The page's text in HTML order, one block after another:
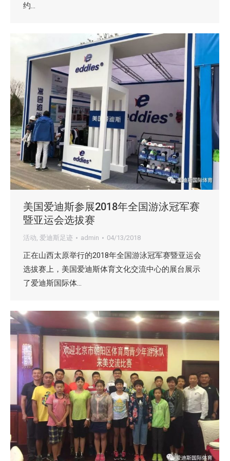
约…
美国爱迪斯参展2018年全国游泳冠军赛
暨亚运会选拔赛
活动, 爱迪斯足迹 admin 04/13/2018
正在山西太原举行的2018年全国游泳冠军赛暨亚运会
选拔赛上，美国爱迪斯体育文化交流中心的展台展示
了爱迪斯国际体…